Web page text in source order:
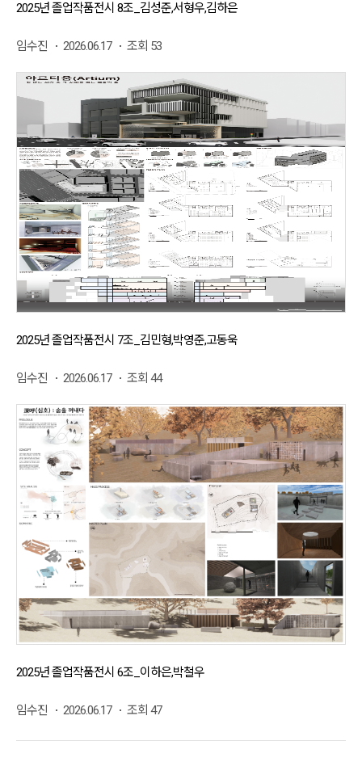
2025년 졸업작품전시 8조_김성준,서형우,김하은
임수진 2026.06.17 조회 53
2025년 졸업작품전시 7조_김민형,박영준,고동욱
임수진 2026.06.17 조회 44
2025년 졸업작품전시 6조_이하은,박철우
임수진 2026.06.17 조회 47